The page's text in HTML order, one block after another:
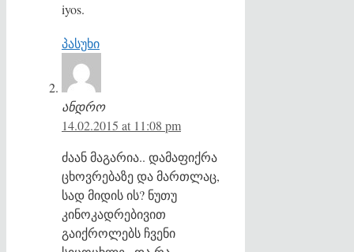
iyos.
პასუხი
ანდრო
14.02.2015 at 11:08 pm
ძაან მაგარია.. დამაფიქრა
ცხოვრებაზე და მართლაც,
სად მიდის ის? ნუთუ
კინოკადრებივით
გაიქროლებს ჩვენი